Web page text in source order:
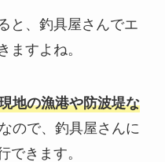
と、釣具屋さんでエ
ますよね。
地の漁港や防波堤な
ので、釣具屋さんに
できます。